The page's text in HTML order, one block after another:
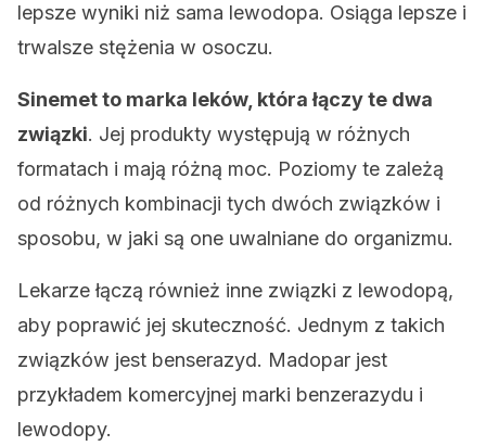
lepsze wyniki niż sama lewodopa. Osiąga lepsze i
trwalsze stężenia w osoczu.
Sinemet to marka leków, która łączy te dwa
związki. Jej produkty występują w różnych
formatach i mają różną moc. Poziomy te zależą
od różnych kombinacji tych dwóch związków i
sposobu, w jaki są one uwalniane do organizmu.
Lekarze łączą również inne związki z lewodopą,
aby poprawić jej skuteczność. Jednym z takich
związków jest benserazyd. Madopar jest
przykładem komercyjnej marki benzerazydu i
lewodopy.